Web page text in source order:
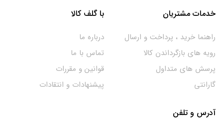
خدمات مشتریان
راهنما خرید ، پرداخت و ارسال
رویه های بازگرداندن کالا
پرسش های متداول
گارانتی
با گلف کالا
درباره ما
تماس با ما
قوانین و مقررات
پیشنهادات و انتقادات
آدرس و تلفن